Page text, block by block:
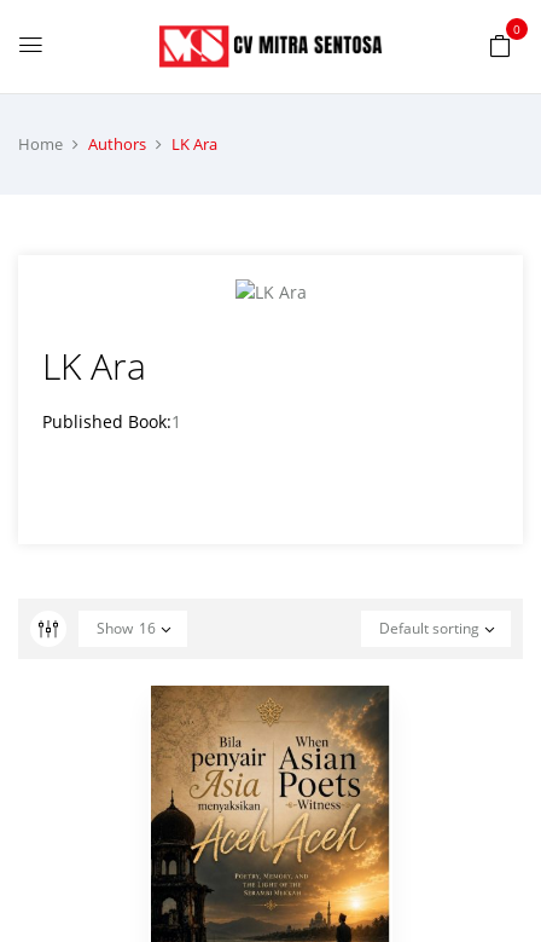
0
Home Authors LK Ara
LK Ara
Published Book:1
Default sorting
Show 16